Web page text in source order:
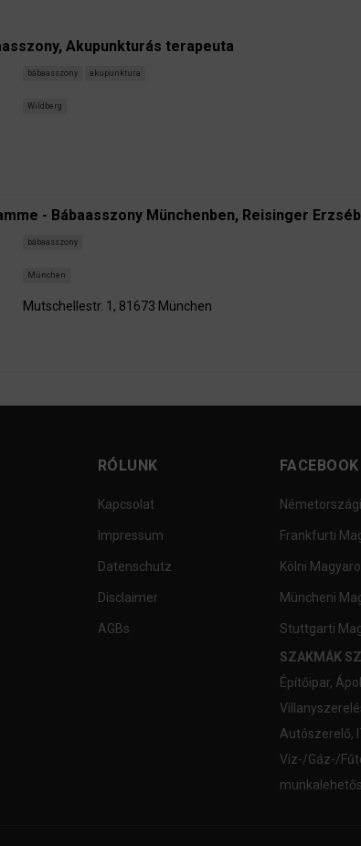
Akupunkturás terapeuta
bábaasszony akupunktura
Wildberg
- Bábaasszony Münchenben, Reisinger
bábaasszony
München
Mutschellestr. 1, 81673 München
RÓLUNK
Kapcsolat
Impressum
Datenschutz
Disclaimer
AGBs
Frankfurti
Kölni
Müncheni
Stuttgarti
SZAKMÁK
Építőipar,
Autószerelő,
Víz-/Gáz-/